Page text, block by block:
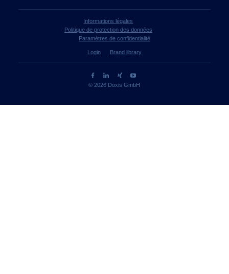
Informations légales
Politique de protection des données
Paramètres de confidentialité
Login Brand library
© 2026 Doxis GmbH